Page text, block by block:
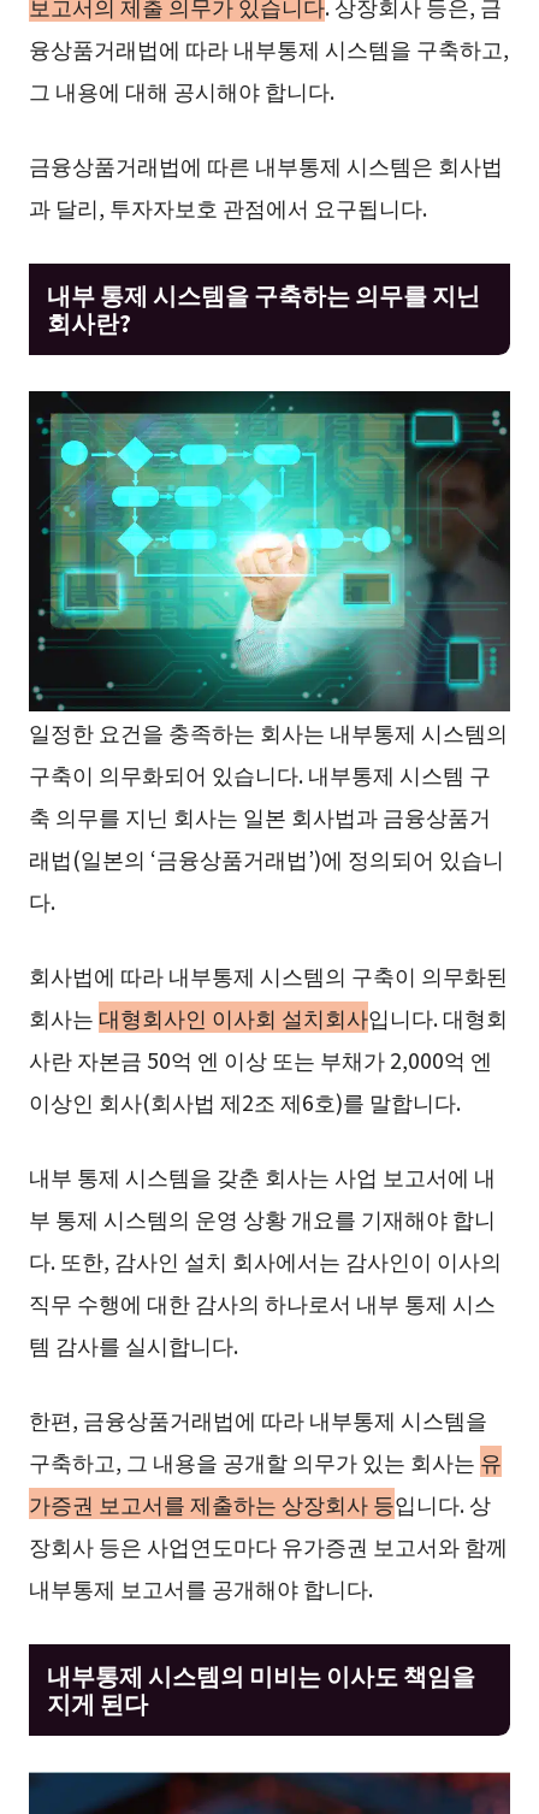
융상품거래법에 따라 내부통제 시스템을 구축하고,
그 내용에 대해 공시해야 합니다.
금융상품거래법에 따른 내부통제 시스템은 회사법
과 달리, 투자자보호 관점에서 요구됩니다.
내부 통제 시스템을 구축하는 의무를 지닌
회사란?
일정한 요건을 충족하는 회사는 내부통제 시스템의
구축이 의무화되어 있습니다. 내부통제 시스템 구
축 의무를 지닌 회사는 일본 회사법과 금융상품거
래법(일본의 ‘금융상품거래법’)에 정의되어 있습니
다.
회사법에 따라 내부통제 시스템의 구축이 의무화된
회사는 대형회사인 이사회 설치회사입니다. 대형회
사란 자본금 50억 엔 이상 또는 부채가 2,000억 엔
이상인 회사(회사법 제2조 제6호)를 말합니다.
내부 통제 시스템을 갖춘 회사는 사업 보고서에 내
부 통제 시스템의 운영 상황 개요를 기재해야 합니
다. 또한, 감사인 설치 회사에서는 감사인이 이사의
직무 수행에 대한 감사의 하나로서 내부 통제 시스
템 감사를 실시합니다.
한편, 금융상품거래법에 따라 내부통제 시스템을
구축하고, 그 내용을 공개할 의무가 있는 회사는 유
가증권 보고서를 제출하는 상장회사 등입니다. 상
장회사 등은 사업연도마다 유가증권 보고서와 함께
내부통제 보고서를 공개해야 합니다.
내부통제 시스템의 미비는 이사도 책임을
지게 된다